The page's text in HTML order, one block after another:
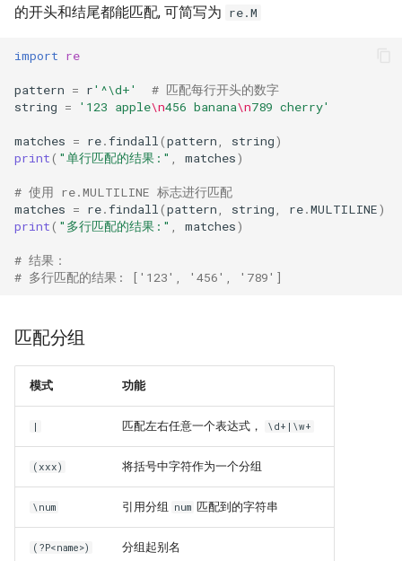
的开头和结尾都能匹配, 可简写为 re.M
import re
pattern = r'^\d+'
# 匹配每行开头的数字
string = '123 apple\n456 banana\n789 cherry'
matches = re.findall (pattern string)
print( "单行匹配的结果:" matches)
# 使用 re.MULTILINE 标志进行匹配
matches = re.findall (pattern string re.MULTILINE)
print( "多行匹配的结果:" matches)
# 结果：
# 多行匹配的结果: ['123', '456', '789']
匹配分组
模式 功能
| 匹配左右任意一个表达式， \d+|\w+
(xxx) 将括号中字符作为一个分组
\num 引用分组 num 匹配到的字符串
(?P<name>) 分组起别名